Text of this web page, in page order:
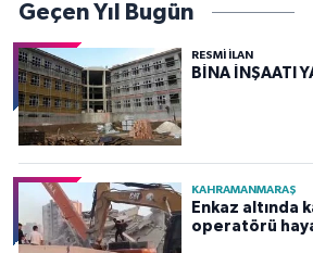
Geçen Yıl Bugün
RESMİ İLAN
BİNA İNŞAATI
KAHRAMANMARAŞ
Enkaz altında
operatörü